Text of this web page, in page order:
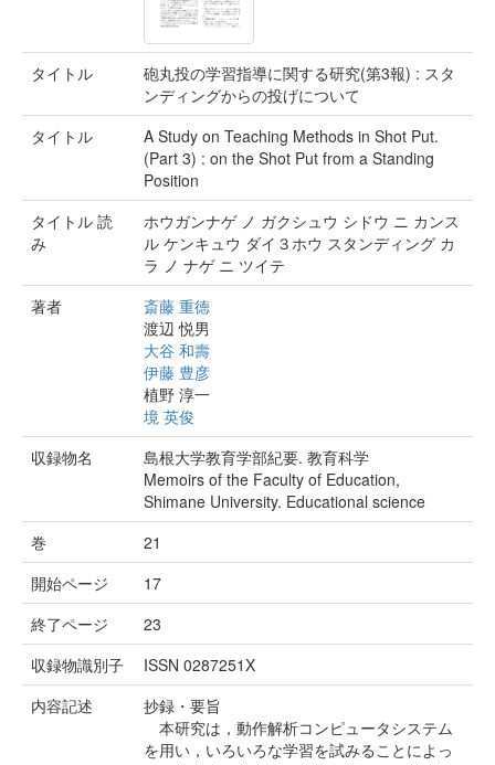
タイトル
砲丸投の学習指導に関する研究(第3報) : スタ
ンディングからの投げについて
タイトル
A Study on Teaching Methods in Shot Put.
(Part 3) : on the Shot Put from a Standing
Position
タイトル 読
み
ホウガンナゲ ノ ガクシュウ シドウ ニ カンス
ル ケンキュウ ダイ３ホウ スタンディング カ
ラ ノ ナゲ ニ ツイテ
著者
斎藤 重徳
渡辺 悦男
大谷 和壽
伊藤 豊彦
植野 淳一
境 英俊
収録物名
島根大学教育学部紀要. 教育科学
Memoirs of the Faculty of Education,
Shimane University. Educational science
巻
21
開始ページ
17
終了ページ
23
収録物識別子
ISSN 0287251X
内容記述
抄録・要旨
本研究は，動作解析コンピュータシステム
を用い，いろいろな学習を試みることによっ